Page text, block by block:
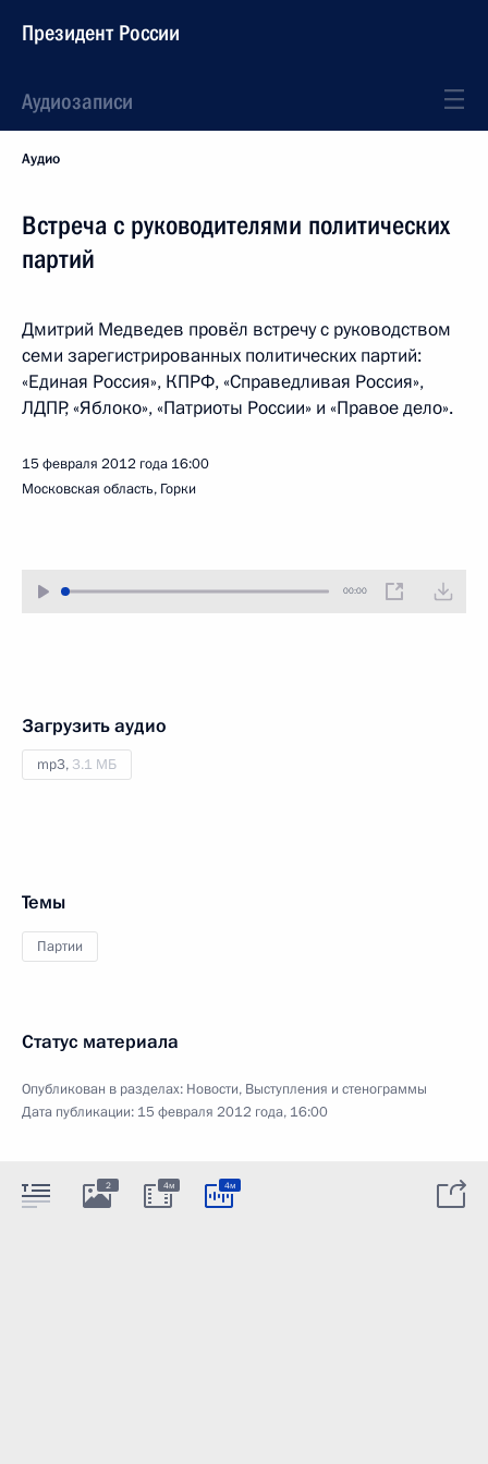
Президент России
Аудиозаписи
Аудио
Встреча с руководителями политических
партий
Дмитрий Медведев провёл встречу с руководством
семи зарегистрированных политических партий:
«Единая Россия», КПРФ, «Справедливая Россия»,
ЛДПР, «Яблоко», «Патриоты России» и «Правое дело».
15 февраля 2012 года 16:00
Московская область, Горки
00:00
Загрузить аудио
mp3, 3.1 МБ
Темы
Партии
Статус материала
Опубликован в разделах: Новости, Выступления и стенограммы
Дата публикации: 15 февраля 2012 года, 16:00
2 4м 4м